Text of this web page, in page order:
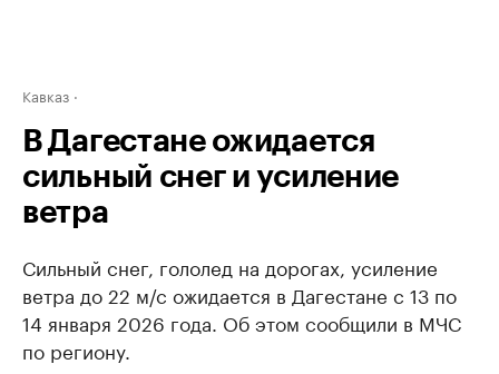
Кавказ
В Дагестане ожидается
сильный снег и усиление
ветра
Сильный снег, гололед на дорогах, усиление
ветра до 22 м/с ожидается в Дагестане c 13 по
14 января 2026 года. Об этом сообщили в МЧС
по региону.